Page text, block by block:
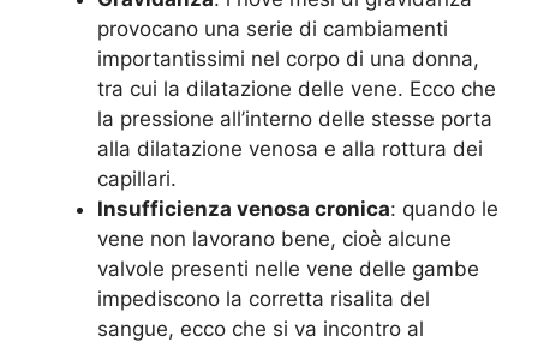
provocano una serie di cambiamenti
importantissimi nel corpo di una donna,
tra cui la dilatazione delle vene. Ecco che
la pressione all’interno delle stesse porta
alla dilatazione venosa e alla rottura dei
capillari.
Insufficienza venosa cronica: quando le
vene non lavorano bene, cioè alcune
valvole presenti nelle vene delle gambe
impediscono la corretta risalita del
sangue, ecco che si va incontro al